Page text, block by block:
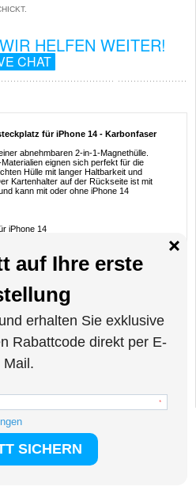
HELFEN WEITER!
CHAT
für iPhone 14 - Karbonfaser
abnehmbaren 2-in-1-Magnethülle.
eignen sich perfekt für die
Hülle mit langer Haltbarkeit und
Kartenhalter auf der Rückseite ist mit
kann mit oder ohne iPhone 14
iPhone 14
abnehmbaren Kartenhalter neben
iPhone 14